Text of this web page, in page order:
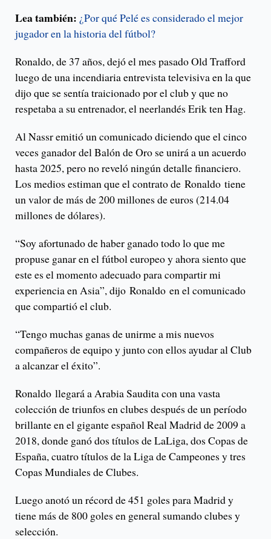
Lea también: ¿Por qué Pelé es considerado el mejor
jugador en la historia del fútbol?
Ronaldo, de 37 años, dejó el mes pasado Old Trafford
luego de una incendiaria entrevista televisiva en la que
dijo que se sentía traicionado por el club y que no
respetaba a su entrenador, el neerlandés Erik ten Hag.
Al Nassr emitió un comunicado diciendo que el cinco
veces ganador del Balón de Oro se unirá a un acuerdo
hasta 2025, pero no reveló ningún detalle financiero.
Los medios estiman que el contrato de Ronaldo tiene
un valor de más de 200 millones de euros (214.04
millones de dólares).
“Soy afortunado de haber ganado todo lo que me
propuse ganar en el fútbol europeo y ahora siento que
este es el momento adecuado para compartir mi
experiencia en Asia”, dijo Ronaldo en el comunicado
que compartió el club.
“Tengo muchas ganas de unirme a mis nuevos
compañeros de equipo y junto con ellos ayudar al Club
a alcanzar el éxito”.
Ronaldo llegará a Arabia Saudita con una vasta
colección de triunfos en clubes después de un período
brillante en el gigante español Real Madrid de 2009 a
2018, donde ganó dos títulos de LaLiga, dos Copas de
España, cuatro títulos de la Liga de Campeones y tres
Copas Mundiales de Clubes.
Luego anotó un récord de 451 goles para Madrid y
tiene más de 800 goles en general sumando clubes y
selección.